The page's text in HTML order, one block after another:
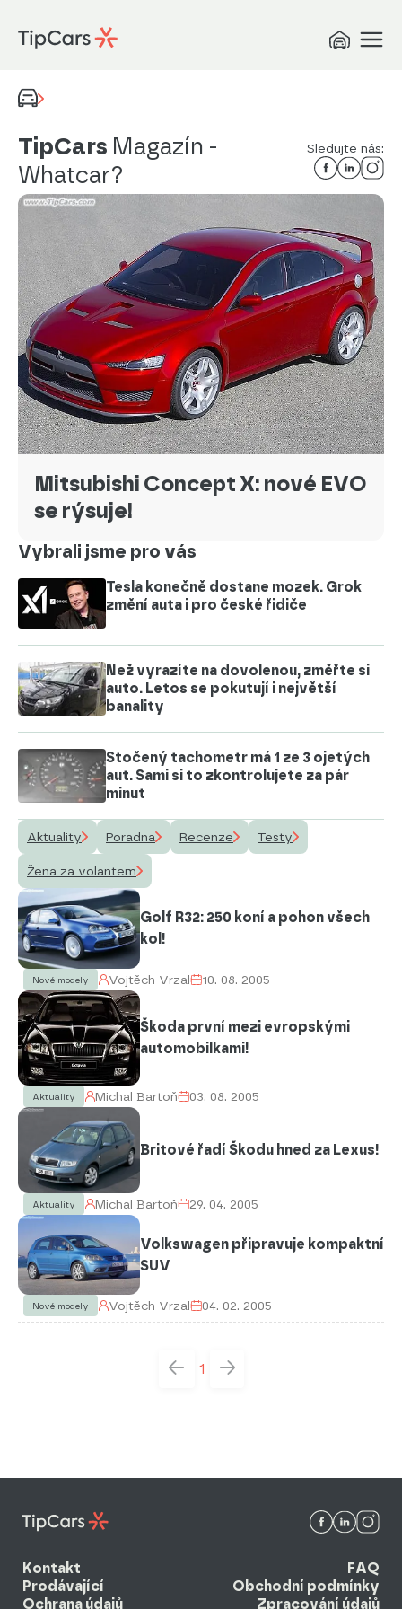
TipCars Magazín -
Whatcar?
Sledujte nás:
Mitsubishi Concept X: nové EVO
se rýsuje!
Vybrali jsme pro vás
Tesla konečně dostane mozek. Grok
změní auta i pro české řidiče
Než vyrazíte na dovolenou, změřte si
auto. Letos se pokutují i největší
banality
Stočený tachometr má 1 ze 3 ojetých
aut. Sami si to zkontrolujete za pár
minut
Aktuality Poradna Recenze Testy
Žena za volantem
Golf R32: 250 koní a pohon všech
kol!
Nové modely Vojtěch Vrzal 10. 08. 2005
Škoda první mezi evropskými
automobilkami!
Aktuality Michal Bartoň 03. 08. 2005
Britové řadí Škodu hned za Lexus!
Aktuality Michal Bartoň 29. 04. 2005
Volkswagen připravuje kompaktní
SUV
Nové modely Vojtěch Vrzal 04. 02. 2005
1
Kontakt
FAQ
Prodávající
Obchodní podmínky
Ochrana údajů
Zpracování údajů